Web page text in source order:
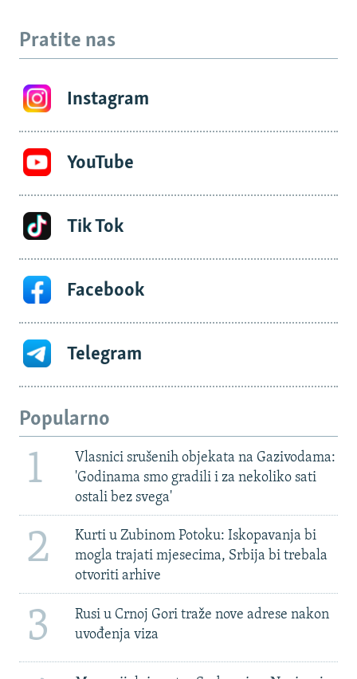
Pratite nas
Instagram
YouTube
Tik Tok
Facebook
Telegram
Popularno
1
Vlasnici srušenih objekata na Gazivodama:
'Godinama smo gradili i za nekoliko sati
ostali bez svega'
2
Kurti u Zubinom Potoku: Iskopavanja bi
mogla trajati mjesecima, Srbija bi trebala
otvoriti arhive
3
Rusi u Crnoj Gori traže nove adrese nakon
uvođenja viza